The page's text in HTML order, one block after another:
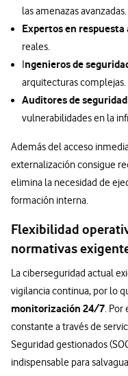
las amenazas avanzadas.
Expertos en
reales.
Ingenieros de
arquitecturas complejas.
Auditores de
vulnerabilidades en la
Además del acceso
externalización consigue
elimina la necesidad de
formación interna.
Flexibilidad
normativas
La ciberseguridad actual
vigilancia continua, por lo
monitorización 24/7. Por
constante a través de
Seguridad gestionados
indispensable para